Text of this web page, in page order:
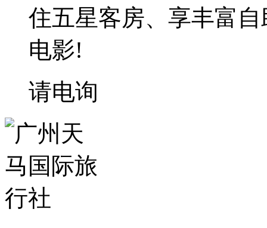
住五星客房、享丰富
电影!
请电询